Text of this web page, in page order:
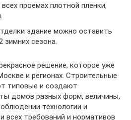
проемах плотной пленки,
здание можно оставить
зимних сезона.
решение, которое уже
и регионах. Строительные
типовые и создают
домов разных форм, величины,
технологии и
всех требований и нормативов